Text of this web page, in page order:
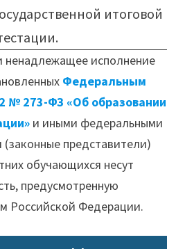
итоговой
ненадлежащее исполнение
Федеральным
№ 273-ФЗ «Об образовании
и иными федеральными
представители)
обучающихся несут
предусмотренную
Российской Федерации.